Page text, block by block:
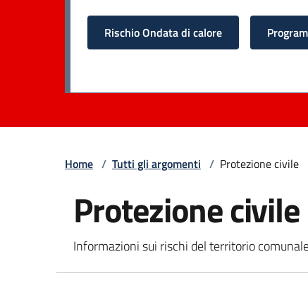
Rischio Ondata di calore
Home / Tutti gli argomenti / Protezione civile
Protezione civile
Informazioni sui rischi del territorio